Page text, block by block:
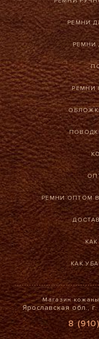
РЕМНИ
РЕМНИ
РЕМНИ
РЕМНИ ОПТОМ
КАК
Магазин
Ярославская обл.,
8